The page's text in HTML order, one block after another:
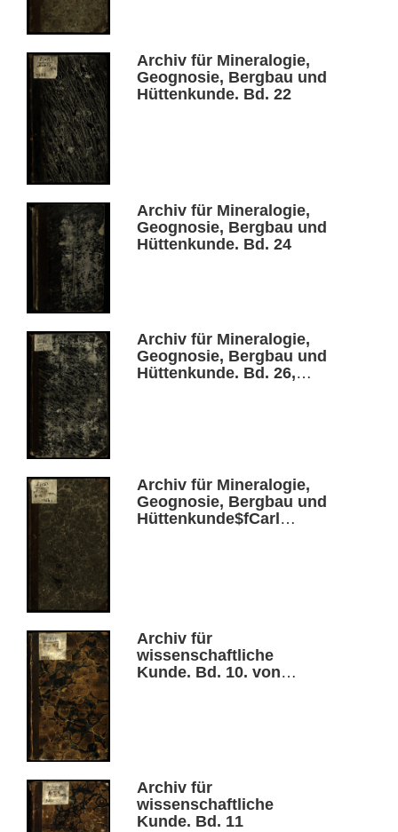
Archiv für Mineralogie,
Geognosie, Bergbau und
Hüttenkunde. Bd. 22
Archiv für Mineralogie,
Geognosie, Bergbau und
Hüttenkunde. Bd. 24
Archiv für Mineralogie,
Geognosie, Bergbau und
Hüttenkunde. Bd. 26,
Archiv für Mineralogie,
Geognosie, Bergbau und
Hüttenkunde$fCarl
Archiv für
wissenschaftliche
Kunde. Bd. 10. von
Archiv für
wissenschaftliche
Kunde. Bd. 11